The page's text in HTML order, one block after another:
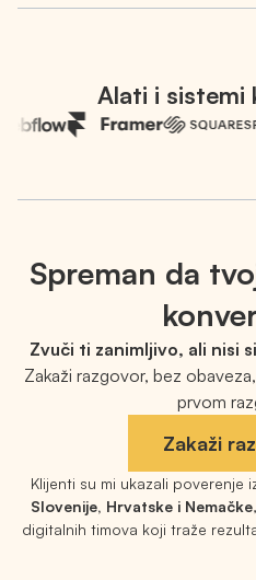
znači da je svaki projekat
Alati i sistemi
Spreman da
Zvuči ti zanimljivo, ali nisi
Zakaži razgovor, bez
prvom
Zakaži
Klijenti su mi ukazali poverenje
Slovenije, Hrvatske i Nemačke
digitalnih timova koji traže